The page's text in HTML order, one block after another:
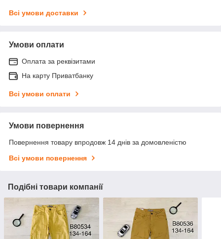
Всі умови доставки
Умови оплати
Оплата за реквізитами
На карту Приватбанку
Всі умови оплати
Умови повернення
Повернення товару впродовж 14 днів за домовленістю
Всі умови повернення
Подібні товари компанії